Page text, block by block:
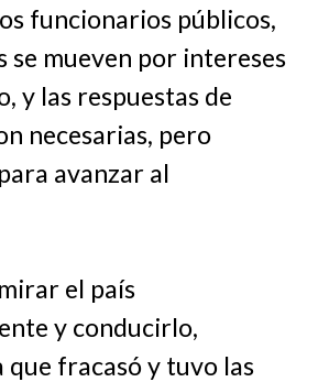
funcionarios públicos,
se mueven por intereses
y las respuestas de
necesarias, pero
avanzar al
el país
y conducirlo,
fracasó y tuvo las